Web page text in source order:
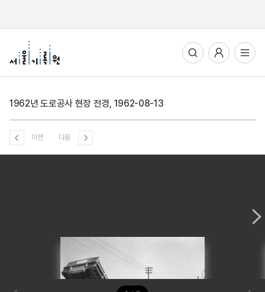
전체메뉴열기
1962년 도로공사 현장 전경, 1962-08-13
이전 다음